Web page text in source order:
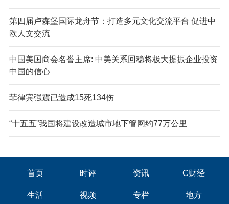
第四届卢森堡国际龙舟节：打造多元文化交流平台 促进中
欧人文交流
中国美国商会名誉主席: 中美关系回稳将极大提振企业投资
中国的信心
菲律宾强震已造成15死134伤
“十五五”我国将建设改造城市地下管网约77万公里
首页 时评 资讯 C财经
生活 视频 专栏 地方